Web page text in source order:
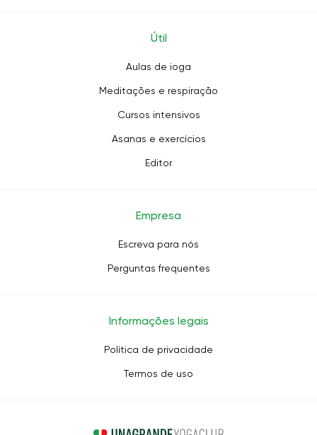
Útil
Aulas de ioga
Meditações e respiração
Cursos intensivos
Asanas e exercícios
Editor
Empresa
Escreva para nós
Perguntas frequentes
Informações legais
Política de privacidade
Termos de uso